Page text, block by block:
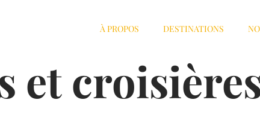
À PROPOS DESTINATIONS
et